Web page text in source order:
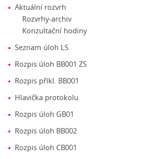
Aktuální rozvrh
Rozvrhy-archiv
Konzultační hodiny
Seznam úloh LS
Rozpis úloh BB001 ZS
Rozpis příkl. BB001
Hlavička protokolu
Rozpis úloh GB01
Rozpis úloh BB002
Rozpis úloh CB001